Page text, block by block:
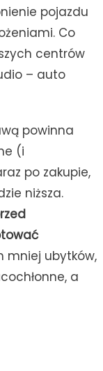
pojazdu
Co
centrów
– auto
powinna
(i
po zakupie,
niższa.
mniej ubytków,
a